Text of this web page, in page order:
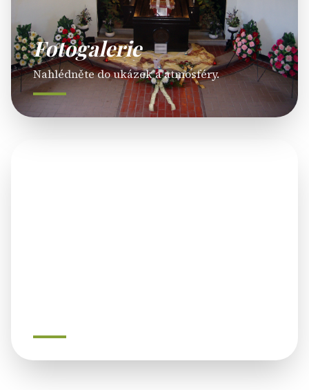
Fotogalerie
Nahlédněte do ukázek a atmosféry.